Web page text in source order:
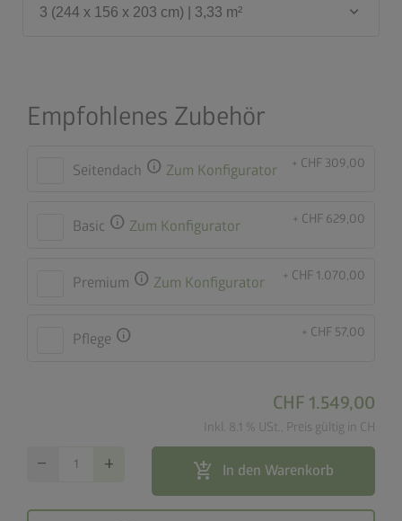
3 (244 x 156 x 203 cm) | 3,33 m² keyboard_arrow_down
Empfohlenes Zubehör
Seitendach info Zum Konfigurator + CHF 309,00
Basic info Zum Konfigurator + CHF 629,00
Premium info Zum Konfigurator + CHF 1.070,00
Pflege info + CHF 57,00
CHF 1.549,00
Inkl. 8.1 % USt., Preis gültig in CH
remove add add_shopping_cart In den Warenkorb